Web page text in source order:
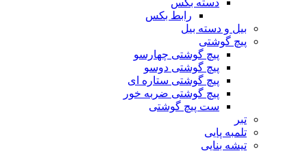
رابط بکس
بیل و دسته بیل
پیچ گوشتی
پیچ گوشتی چهارسو
پیچ گوشتی دوسو
پیچ گوشتی ستاره‌ ای
پیچ گوشتی ضربه خور
ست پیچ گوشتی
تبر
تلمبه پایی
تیشه بنایی